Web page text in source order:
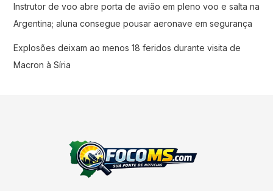
Instrutor de voo abre porta de avião em pleno voo e salta na
Argentina; aluna consegue pousar aeronave em segurança
Explosões deixam ao menos 18 feridos durante visita de
Macron à Síria